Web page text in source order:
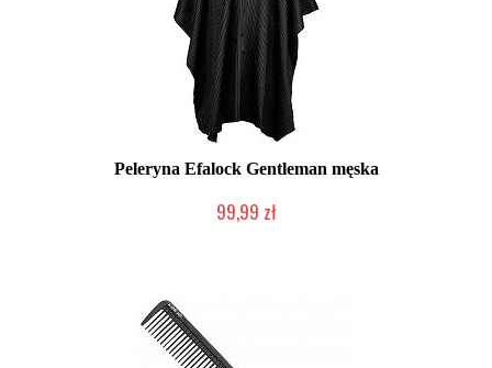
Peleryna Efalock Gentleman męska
99,99 zł